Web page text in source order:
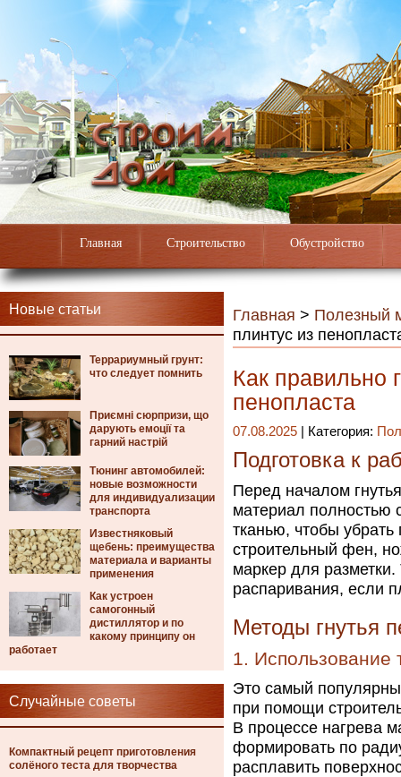
Главная Строительство Обустройство
Новые статьи
Террариумный грунт:
что следует помнить
Приємні сюрпризи, що
дарують емоції та
гарний настрій
Тюнинг автомобилей:
новые возможности
для индивидуализации
транспорта
Известняковый
щебень: преимущества
материала и варианты
применения
Как устроен
самогонный
дистиллятор и по
какому принципу он
работает
Случайные советы
Компактный рецепт приготовления
солёного теста для творчества
Главная > Полезный
плинтус из
Как правильно
пенопласта
07.08.2025 | Категория:
Подготовка к
Перед началом
материал полностью
тканью, чтобы
строительный фен,
маркер для
распаривания, если
Методы гнутья
1. Использование
Это самый
при помощи
В процессе нагрева
формировать по
расплавить